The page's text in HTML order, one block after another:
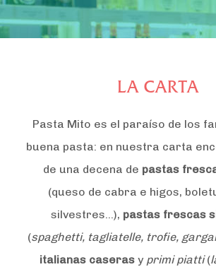
LA CARTA
Pasta Mito es el paraíso de los
buena pasta: en nuestra carta
de una decena de pastas
(queso de cabra e higos,
silvestres…), pastas frescas
(spaghetti, tagliatelle, trofie,
italianas caseras y primi piatti(